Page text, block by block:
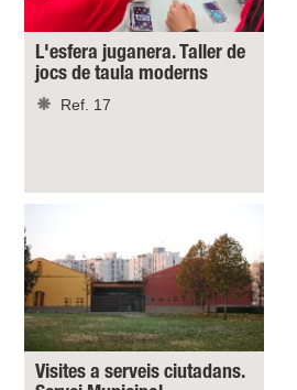
L'esfera juganera. Taller de
jocs de taula moderns
Ref. 17
Visites a serveis ciutadans.